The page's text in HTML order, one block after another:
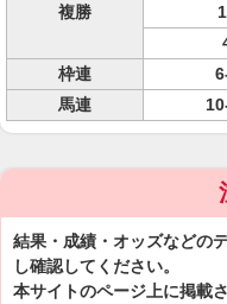
複勝
枠連
馬連
結果・成績・オッズなどの
し確認してください。
本サイトのページ上に掲載